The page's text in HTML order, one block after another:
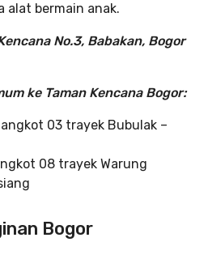
alat bermain anak.
No.3, Babakan, Bogor
ke Taman Kencana Bogor:
03 trayek Bubulak –
08 trayek Warung
Bogor